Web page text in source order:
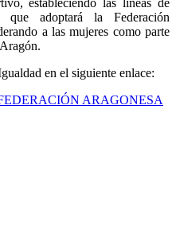
estableciendo las líneas de
que adoptará la Federación
a las mujeres como parte
en el siguiente enlace:
ARAGONESA